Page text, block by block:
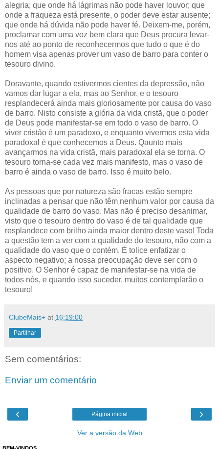
alegria; que onde há lágrimas não pode haver louvor; que
onde a fraqueza está presente, o poder deve estar ausente;
que onde há dúvida não pode haver fé. Deixem-me, porém,
proclamar com uma voz bem clara que Deus procura levar-
nos até ao ponto de reconhecermos que tudo o que é do
homem visa apenas prover um vaso de barro para conter o
tesouro divino.
Doravante, quando estivermos cientes da depressão, não
vamos dar lugar a ela, mas ao Senhor, e o tesouro
resplandecerá ainda mais gloriosamente por causa do vaso
de barro. Nisto consiste a glória da vida cristã, que o poder
de Deus pode manifestar-se em todo o vaso de barro. O
viver cristão é um paradoxo, e enquanto vivermos esta vida
paradoxal é que conhecemos a Deus. Qaunto mais
avançarmos na vida cristã, mais paradoxal ela se torna. O
tesouro torna-se cada vez mais manifesto, mas o vaso de
barro é ainda o vaso de barro. Isso é muito belo.
As pessoas que por natureza são fracas estão sempre
inclinadas a pensar que não têm nenhum valor por causa da
qualidade de barro do vaso. Mas não é preciso desanimar,
visto que o tesouro dentro do vaso é de tal qualidade que
resplandece com brilho ainda maior dentro deste vaso! Toda
a questão tem a ver com a qualidade do tesouro, não com a
qualidade do vaso que o contém. É tolice enfatizar o
aspecto negativo; a nossa preocupação deve ser com o
positivo. O Senhor é capaz de manifestar-se na vida de
todos nós, e quando isso suceder, muitos contemplarão o
tesouro!
ClubeMais+ at 16:19:00
Partilhar
Sem comentários:
Enviar um comentário
‹ ›
Página inicial
Ver a versão da Web